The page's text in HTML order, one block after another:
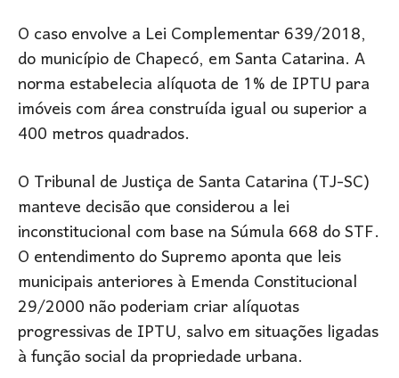
O caso envolve a Lei Complementar 639/2018,
do município de Chapecó, em Santa Catarina. A
norma estabelecia alíquota de 1% de IPTU para
imóveis com área construída igual ou superior a
400 metros quadrados.
O Tribunal de Justiça de Santa Catarina (TJ-SC)
manteve decisão que considerou a lei
inconstitucional com base na Súmula 668 do STF.
O entendimento do Supremo aponta que leis
municipais anteriores à Emenda Constitucional
29/2000 não poderiam criar alíquotas
progressivas de IPTU, salvo em situações ligadas
à função social da propriedade urbana.